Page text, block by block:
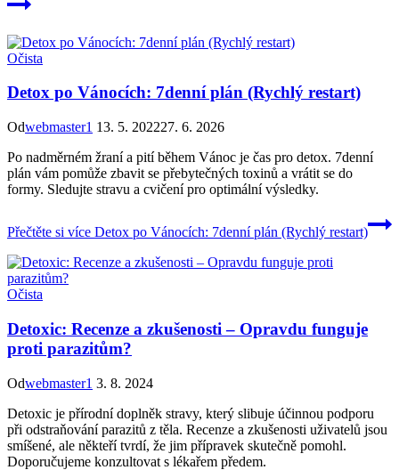
Očista
Detox po Vánocích: 7denní plán (Rychlý restart)
Odwebmaster1 13. 5. 202227. 6. 2026
Po nadměrném žraní a pití během Vánoc je čas pro detox. 7denní
plán vám pomůže zbavit se přebytečných toxinů a vrátit se do
formy. Sledujte stravu a cvičení pro optimální výsledky.
Přečtěte si více Detox po Vánocích: 7denní plán (Rychlý restart)
Očista
Detoxic: Recenze a zkušenosti – Opravdu funguje
proti parazitům?
Odwebmaster1 3. 8. 2024
Detoxic je přírodní doplněk stravy, který slibuje účinnou podporu
při odstraňování parazitů z těla. Recenze a zkušenosti uživatelů jsou
smíšené, ale někteří tvrdí, že jim přípravek skutečně pomohl.
Doporučujeme konzultovat s lékařem předem.